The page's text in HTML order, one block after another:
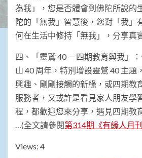
為我」，您是否體會到佛陀所說的
陀的「無我」智慧後，您對「我」
何在生活中修持「無我」，分享真
四、「靈鷲 40 －四期教育與我」
山 40 周年，特別增設靈鷲 40 主題
興趣、剛剛接觸的新緣，或四期教
服務者，又或許是看見家人朋友學
程，都歡迎您來分享，遇見四期教
…(全文請參閱第314期《有緣人月刊
Views: 4